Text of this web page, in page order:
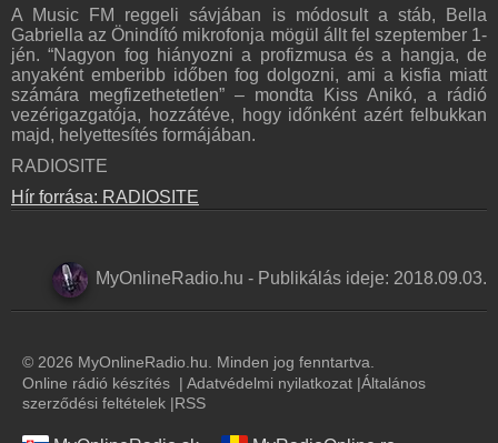
A Music FM reggeli sávjában is módosult a stáb, Bella
Gabriella az Önindító mikrofonja mögül állt fel szeptember 1-
jén. “Nagyon fog hiányozni a profizmusa és a hangja, de
anyaként emberibb időben fog dolgozni, ami a kisfia miatt
számára megfizethetetlen” – mondta Kiss Anikó, a rádió
vezérigazgatója, hozzátéve, hogy időnként azért felbukkan
majd, helyettesítés formájában.
RADIOSITE
Hír forrása: RADIOSITE
MyOnlineRadio.hu - Publikálás ideje: 2018.09.03.
© 2026 MyOnlineRadio.hu. Minden jog fenntartva.
Online rádió készítés | Adatvédelmi nyilatkozat |Általános
szerződési feltételek |RSS